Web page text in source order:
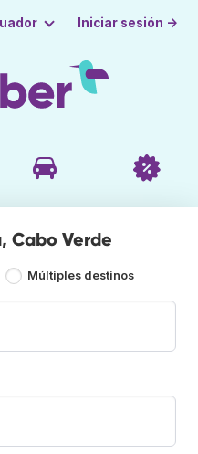
Iniciar sesión →
Cabo Verde
Múltiples destinos